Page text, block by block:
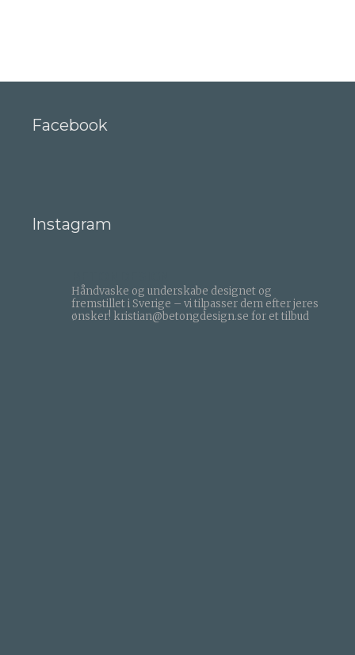
Facebook
Instagram
Håndvaske og underskabe designet og
fremstillet i Sverige – vi tilpasser dem efter jeres
ønsker! kristian@betongdesign.se for et tilbud